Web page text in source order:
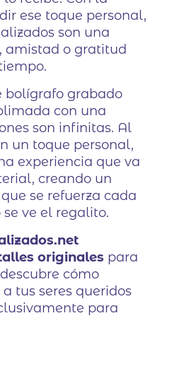
ese toque personal,
son una
amistad o gratitud
bolígrafo grabado
con una
son infinitas. Al
un toque personal,
experiencia que va
creando un
se refuerza cada
ve el regalito.
originales para
cómo
tus seres queridos
para